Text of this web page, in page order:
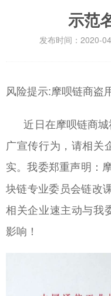
示范
发布时间：2020-
风险提示:摩呗链商盗
近日在摩呗链商城
广宣传行为，请相关
实。我委郑重声明：
块链专业委员会链改
相关企业速主动与我
影响！